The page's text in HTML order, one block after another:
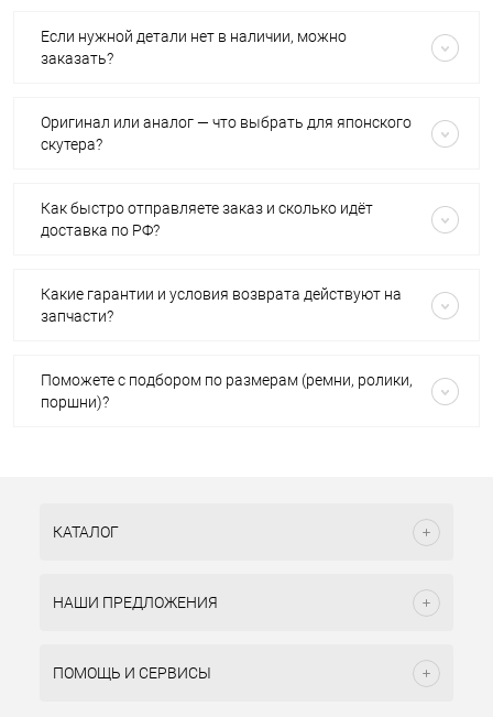
Если нужной детали нет в наличии, можно
заказать?
Оригинал или аналог — что выбрать для японского
скутера?
Как быстро отправляете заказ и сколько идёт
доставка по РФ?
Какие гарантии и условия возврата действуют на
запчасти?
Поможете с подбором по размерам (ремни, ролики,
поршни)?
КАТАЛОГ
НАШИ ПРЕДЛОЖЕНИЯ
ПОМОЩЬ И СЕРВИСЫ